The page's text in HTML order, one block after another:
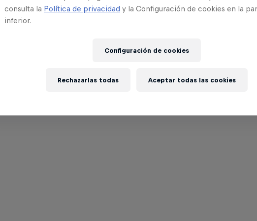
consulta la Política de privacidad y la Configuración de cookies en la
inferior.
Configuración de cookies
Rechazarlas todas Aceptar todas las cookies